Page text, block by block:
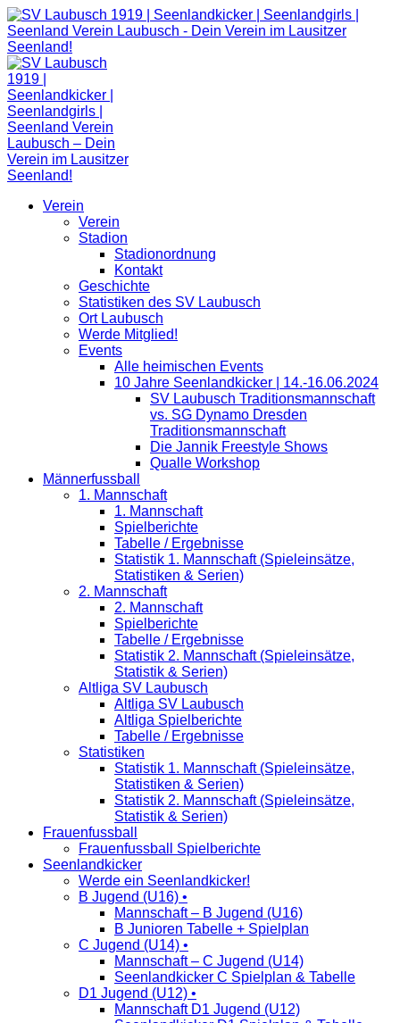
Zum
Inhalt
springen
Verein
Verein
Stadion
Stadionordnung
Kontakt
Geschichte
Statistiken des SV Laubusch
Ort Laubusch
Werde Mitglied!
Events
Alle heimischen Events
10 Jahre Seenlandkicker | 14.-16.06.2024
SV Laubusch Traditionsmannschaft
vs. SG Dynamo Dresden
Traditionsmannschaft
Die Jannik Freestyle Shows
Qualle Workshop
Männerfussball
1. Mannschaft
1. Mannschaft
Spielberichte
Tabelle / Ergebnisse
Statistik 1. Mannschaft (Spieleinsätze,
Statistiken & Serien)
2. Mannschaft
2. Mannschaft
Spielberichte
Tabelle / Ergebnisse
Statistik 2. Mannschaft (Spieleinsätze,
Statistik & Serien)
Altliga SV Laubusch
Altliga SV Laubusch
Altliga Spielberichte
Tabelle / Ergebnisse
Statistiken
Statistik 1. Mannschaft (Spieleinsätze,
Statistiken & Serien)
Statistik 2. Mannschaft (Spieleinsätze,
Statistik & Serien)
Frauenfussball
Frauenfussball Spielberichte
Seenlandkicker
Werde ein Seenlandkicker!
B Jugend (U16) •
Mannschaft – B Jugend (U16)
B Junioren Tabelle + Spielplan
C Jugend (U14) •
Mannschaft – C Jugend (U14)
Seenlandkicker C Spielplan & Tabelle
D1 Jugend (U12) •
Mannschaft D1 Jugend (U12)